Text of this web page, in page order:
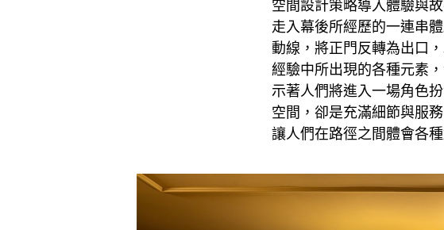
空間設計策略導入體驗與
走入幕後所經歷的一連串
動線，將正門反轉為出口
經驗中所出現的各種元素
示著人們將進入一場角色
空間，卻是充滿細節與服
讓人們在路徑之間體會各